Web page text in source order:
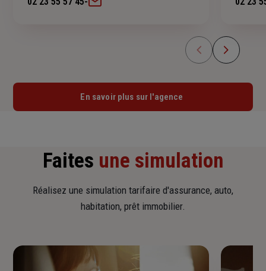
En savoir plus sur l'agence
Faites une simulation
Réalisez une simulation tarifaire d'assurance, auto,
habitation, prêt immobilier.